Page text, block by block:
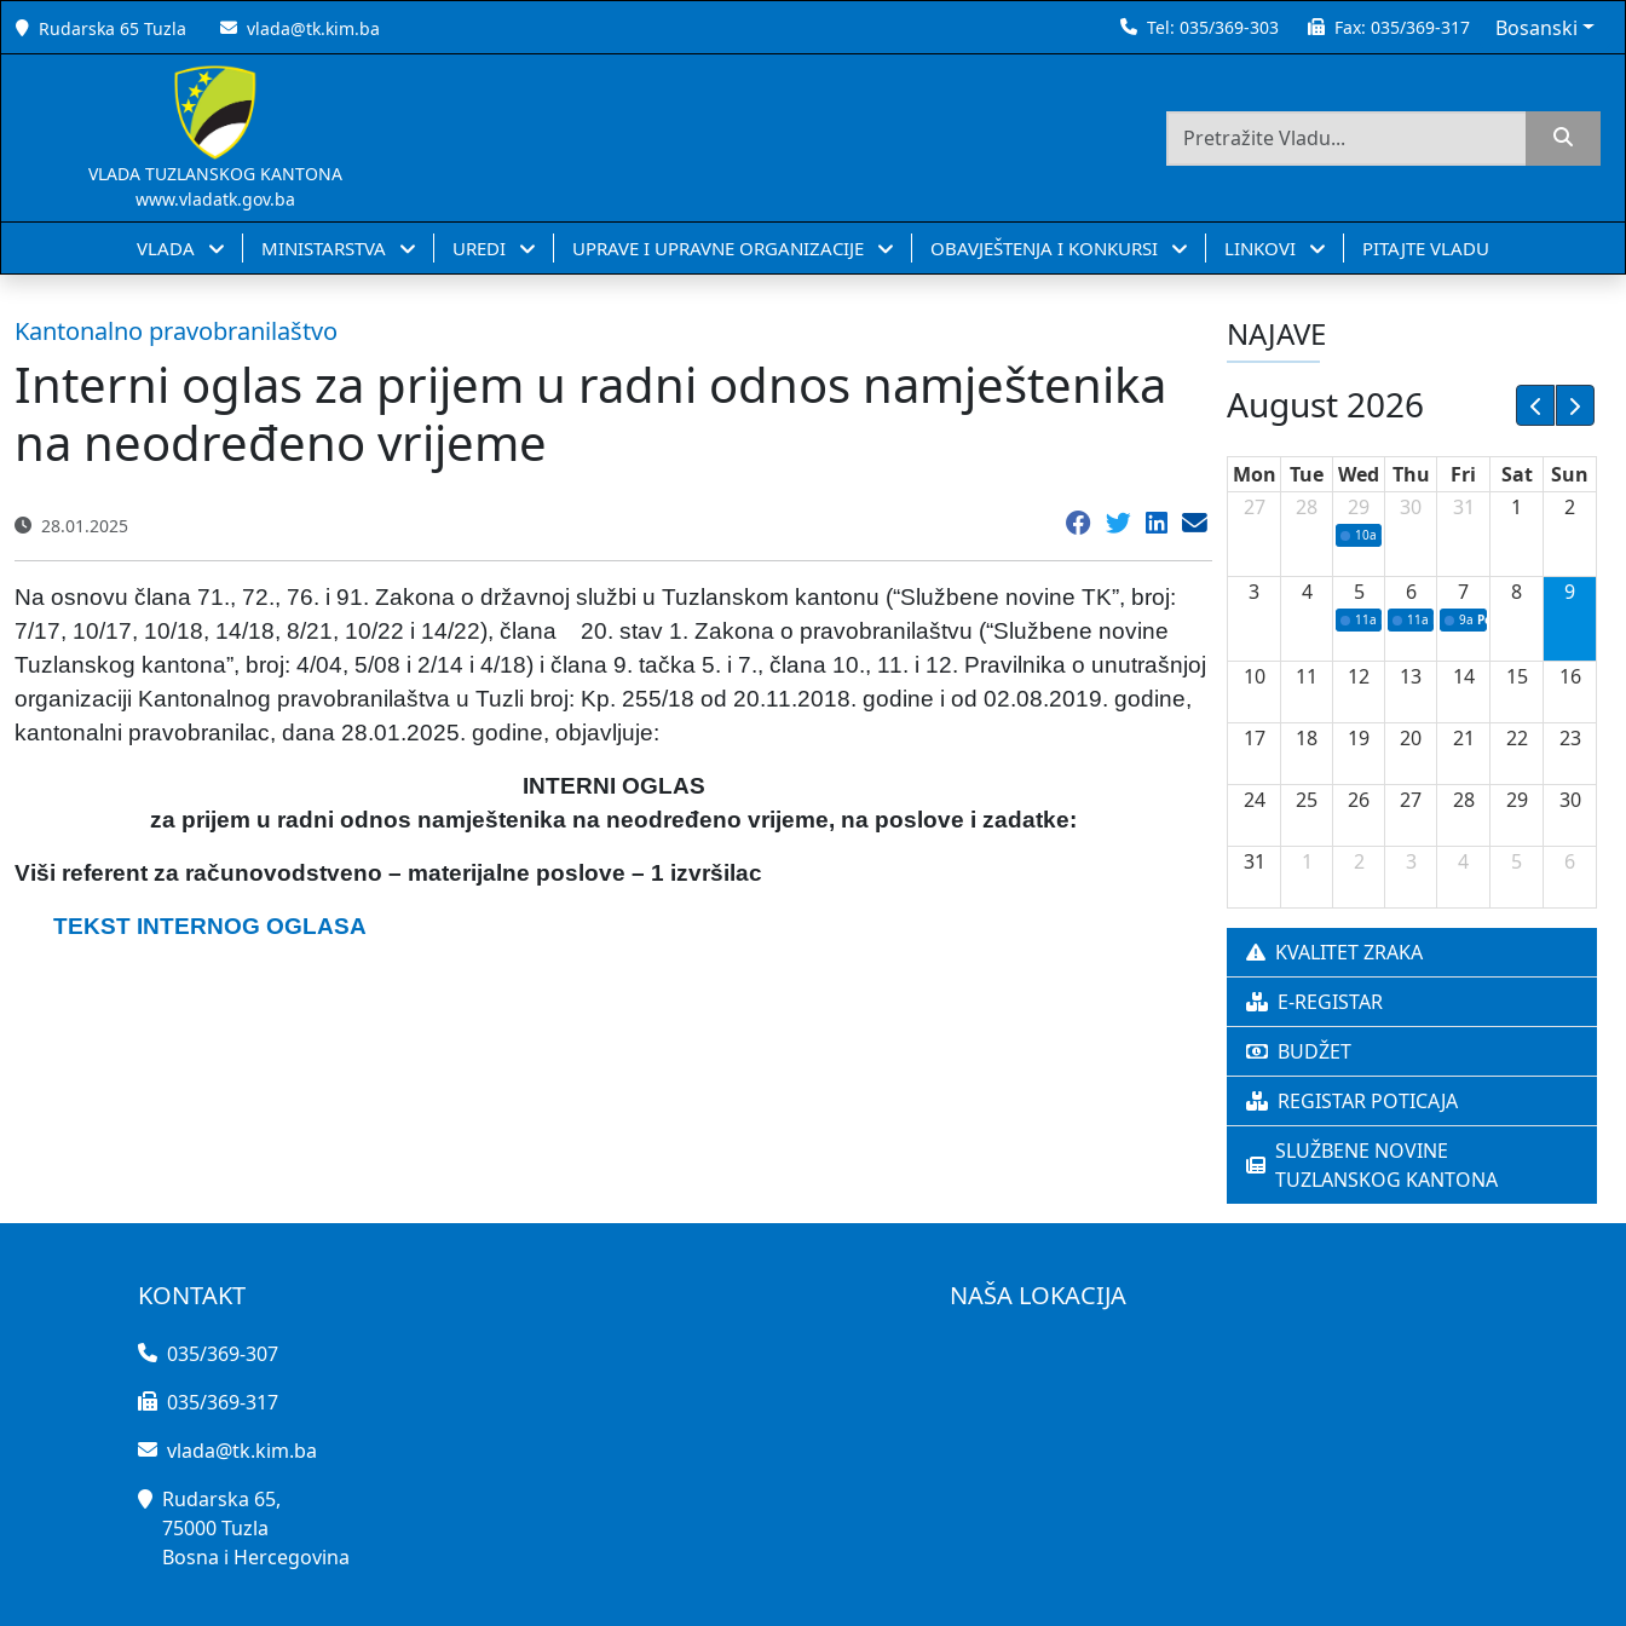
Rudarska 65 Tuzla vlada@tk.kim.ba Tel:035/369-303 Fax:035/369-317 Bosanski
VLADA TUZLANSKOG KANTONA
www.vladatk.gov.ba
VLADA MINISTARSTVA UREDI UPRAVE I UPRAVNE ORGANIZACIJE OBAVJEŠTENJA I KONKURSI LINKOVI PITAJTE VLADU
Kantonalno pravobranilaštvo
Interni oglas za prijem u radni odnos namještenika
na neodređeno vrijeme
28.01.2025
Na osnovu člana 71., 72., 76. i 91. Zakona o državnoj službi u Tuzlanskom kantonu (“Službene novine TK”, broj:
7/17, 10/17, 10/18, 14/18, 8/21, 10/22 i 14/22), člana 20. stav 1. Zakona o pravobranilaštvu (“Službene novine
Tuzlanskog kantona”, broj: 4/04, 5/08 i 2/14 i 4/18) i člana 9. tačka 5. i 7., člana 10., 11. i 12. Pravilnika o unutrašnjoj
organizaciji Kantonalnog pravobranilaštva u Tuzli broj: Kp. 255/18 od 20.11.2018. godine i od 02.08.2019. godine,
kantonalni pravobranilac, dana 28.01.2025. godine, objavljuje:
INTERNI OGLAS
za prijem u radni odnos namještenika na neodređeno vrijeme, na poslove i zadatke:
Viši referent za računovodstveno – materijalne poslove – 1 izvršilac
TEKST INTERNOG OGLASA
NAJAVE
August 2026
Mon Tue Wed Thu Fri Sat
Sun
27
28 29
10a Potpisivanje ugovora sa neprofitnim
30 31 1 2
3 4 5
11a Potpisivanje ugovora o stipendijama
6
11a Podrška razvoju vodne
7
9a Početak izgradnje nove
8 9
10 11 12 13 14 15 16
17 18 19 20 21 22 23
24 25 26 27 28 29 30
31 1 2 3 4 5 6
KVALITET ZRAKA
E-REGISTAR
BUDŽET
REGISTAR POTICAJA
SLUŽBENE NOVINE
TUZLANSKOG KANTONA
KONTAKT
035/369-307
035/369-317
vlada@tk.kim.ba
Rudarska 65,
75000 Tuzla
Bosna i Hercegovina
NAŠA LOKACIJA